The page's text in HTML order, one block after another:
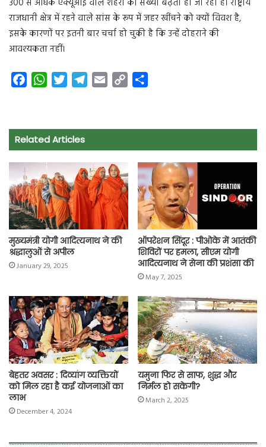
300 से अधिक एक्यूआइ वाले शहरों की संख्या बढ़ती ही जा रही है। राष्ट्रीय
राजधानी क्षेत्र में रहने वाले सांस के रूप में जहर खींचने को क्यों विवश है,
इसके कारणों पर इतनी बार चर्चा हो चुकी है कि उन्हें दोहराने की
आवश्यकता नहीं।
e
b
o
k
W
t
s
p
p
t
t
e
a
m
i
y
n
k
r
Related Articles
मुख्यमंत्री योगी आदित्यनाथ ने की
श्रद्धालुओं से अपील
January 29, 2025
ऑपरेशन सिंदूर : पीओके में आतंकी
शिविरों पर हमला, सीएम योगी
आदित्यनाथ ने सेना की प्रशंसा की
May 7, 2025
बेहतर अवसर : दिव्यांग व्यक्तियों
को मिल रहा है कई योजनाओं का
लाभ
December 4, 2024
यमुना फिर से साफ, शुद्ध और
निर्मल हो सकेगी?
March 2, 2025